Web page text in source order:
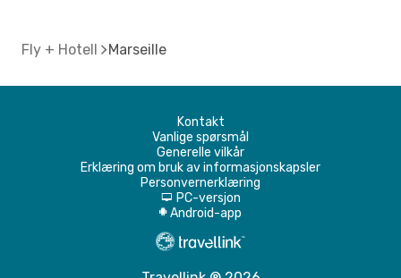
Fly + Hotell Marseille
Kontakt
Vanlige spørsmål
Generelle vilkår
Erklæring om bruk av informasjonskapsler
Personvernerklæring
d PC-versjon
A Android-app